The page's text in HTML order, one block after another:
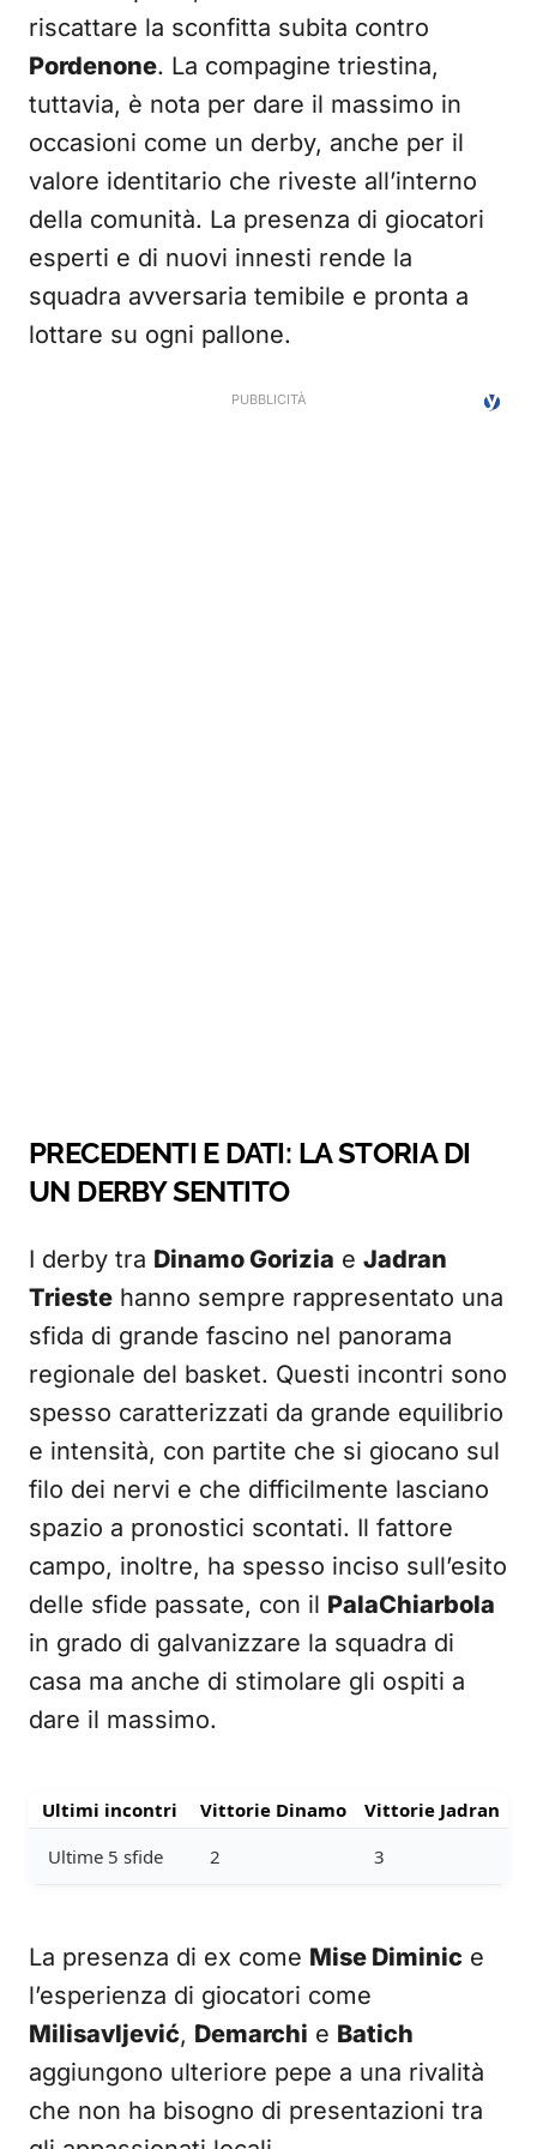
riscattare la sconfitta subita contro
Pordenone. La compagine triestina,
tuttavia, è nota per dare il massimo in
occasioni come un derby, anche per il
valore identitario che riveste all’interno
della comunità. La presenza di giocatori
esperti e di nuovi innesti rende la
squadra avversaria temibile e pronta a
lottare su ogni pallone.
PRECEDENTI E DATI: LA STORIA DI
UN DERBY SENTITO
I derby tra Dinamo Gorizia e Jadran
Trieste hanno sempre rappresentato una
sfida di grande fascino nel panorama
regionale del basket. Questi incontri sono
spesso caratterizzati da grande equilibrio
e intensità, con partite che si giocano sul
filo dei nervi e che difficilmente lasciano
spazio a pronostici scontati. Il fattore
campo, inoltre, ha spesso inciso sull’esito
delle sfide passate, con il PalaChiarbola
in grado di galvanizzare la squadra di
casa ma anche di stimolare gli ospiti a
dare il massimo.
Ultimi incontri Vittorie Dinamo
Vittorie Jadran
Ultime 5 sfide
2 3
La presenza di ex come Mise Diminic e
l’esperienza di giocatori come
Milisavljević, Demarchi e Batich
aggiungono ulteriore pepe a una rivalità
che non ha bisogno di presentazioni tra